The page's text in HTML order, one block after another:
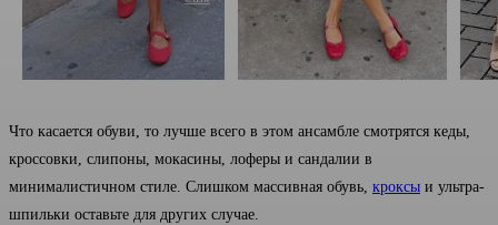
Что касается обуви, то лучше всего в этом ансамбле смотрятся кеды,
кроссовки, слипоны, мокасины, лоферы и сандалии в
минималистичном стиле. Слишком массивная обувь, кроксы и ультра-
шпильки оставьте для других случае.